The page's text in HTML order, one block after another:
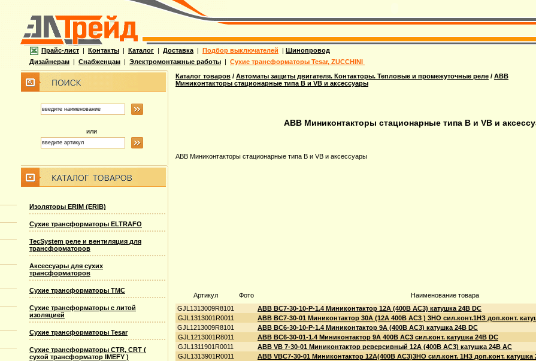
Прайс-лист | Контакты | Каталог | Доставка | Подбор выключателей | Шинопровод
Дизайнерам | Снабженцам | Электромонтажные работы | Сухие трансформаторы Tesar, ZUCCHINI
или
Изоляторы ERIM (ERIB)
Сухие трансформаторы ELTRAFO
TecSystem реле и вентиляция для
трансформаторов
Аксессуары для сухих
трансформаторов
Сухие трансформаторы TMC
Сухие трансформаторы с литой
изоляцией
Сухие трансформаторы Tesar
Сухие трансформаторы CTR, CRT (
сухой трансформатор IMEFY )
Каталог товаров / Автоматы защиты двигателя. Контакторы. Тепловые и промежуточные реле / ABB
Миниконтакторы стационарные типа B и VB и аксессуары
ABB Миниконтакторы стационарные типа B и VB и
ABB Миниконтакторы стационарные типа B и VB и аксессуары
Артикул Фото Наименование товара
GJL1313009R8101
ABB ВC7-30-10-P-1.4 Миниконтактор 12A (400B AC3) катушка 24B DС
GJL1313001R0011
ABB ВC7-30-01 Миниконтактор 30A (12А 400В AC3 ) 3НО сил.конт.1НЗ доп.конт.
GJL1213009R8101
ABB ВC6-30-10-P-1.4 Миниконтактор 9A (400В AC3) катушка 24В DC
GJL1213001R8011
ABB ВC6-30-01-1.4 Миниконтактор 9A 400В AC3 сил.конт. катушка 24В DC
GJL1311901R0011
ABB VВ 7-30-01 Миниконтактор реверсивный 12A (400В AC3) катушка 24В АС
GJL1313901R0011
ABB VBC7-30-01 Миниконтактор 12A(400B AC3)3НО сил.конт. 1НЗ доп.конт. катушка